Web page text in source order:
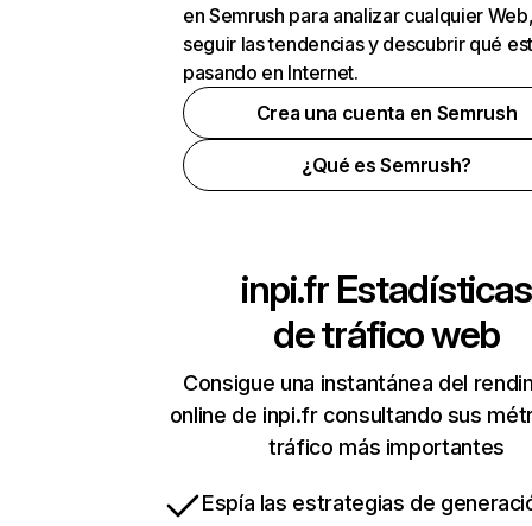
en Semrush para analizar cualquier
seguir las tendencias y descubrir qué
pasando en Internet.
Crea una cuenta en Semrush
¿Qué es Semrush?
inpi.frEstadísticas
de tráfico web
Consigue una instantánea del
online de inpi.fr consultando sus
tráfico más importantes
Espía las estrategias de